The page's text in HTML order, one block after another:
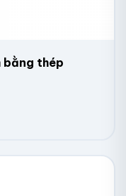
bằng thép